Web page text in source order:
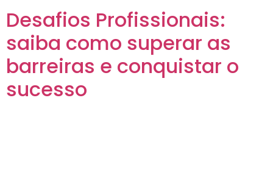
Desafios Profissionais:
saiba como superar as
barreiras e conquistar o
sucesso